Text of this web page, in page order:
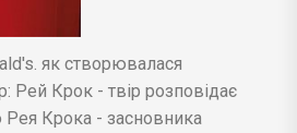
як створювалася
Рей Крок - твір розповідає
Рея Крока - засновника